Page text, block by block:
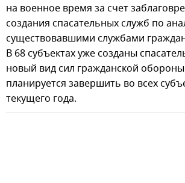
на военное время за счет
создания спасательных служб по
существовавшими службами
В 68 субъектах уже созданы
новый вид сил гражданской
планируется завершить во всех
текущего года.